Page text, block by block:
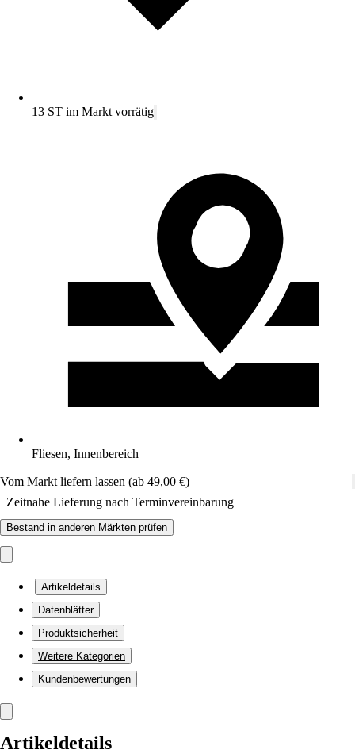
13 ST im Markt vorrätig
Fliesen, Innenbereich
Vom Markt liefern lassen (ab 49,00 €)
Zeitnahe Lieferung nach Terminvereinbarung
Bestand in anderen Märkten prüfen
Artikeldetails
Datenblätter
Produktsicherheit
Weitere Kategorien
Kundenbewertungen
Artikeldetails